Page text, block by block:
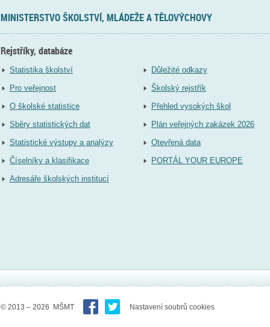
MINISTERSTVO ŠKOLSTVÍ, MLÁDEŽE A TĚLOVÝCHOVY
Rejstříky, databáze
Statistika školství
Pro veřejnost
O školské statistice
Sběry statistických dat
Statistické výstupy a analýzy
Číselníky a klasifikace
Adresáře školských institucí
Důležité odkazy
Školský rejstřík
Přehled vysokých škol
Plán veřejných zakázek 2026
Otevřená data
PORTÁL YOUR EUROPE
© 2013 – 2026 MŠMT Nastavení soubrů cookies